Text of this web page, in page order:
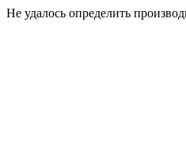
Не удалось определить